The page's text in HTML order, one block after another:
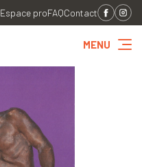
Espace proFAQContact
MENU